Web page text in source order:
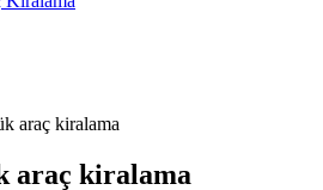
araç kiralama
araç kiralama